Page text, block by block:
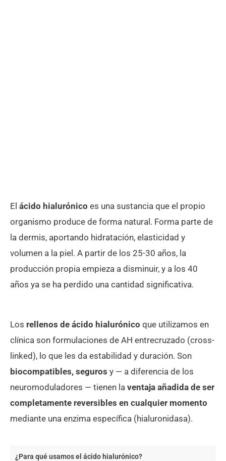
El ácido hialurónico es una sustancia que el propio
organismo produce de forma natural. Forma parte de
la dermis, aportando hidratación, elasticidad y
volumen a la piel. A partir de los 25-30 años, la
producción propia empieza a disminuir, y a los 40
años ya se ha perdido una cantidad significativa.
Los rellenos de ácido hialurónico que utilizamos en
clínica son formulaciones de AH entrecruzado (cross-
linked), lo que les da estabilidad y duración. Son
biocompatibles, seguros y — a diferencia de los
neuromoduladores — tienen la ventaja añadida de ser
completamente reversibles en cualquier momento
mediante una enzima específica (hialuronidasa).
¿Para qué usamos el ácido hialurónico?